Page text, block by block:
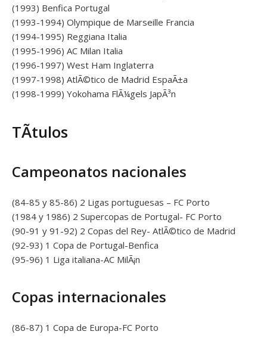
(1993) Benfica Portugal
(1993-1994) Olympique de Marseille Francia
(1994-1995) Reggiana Italia
(1995-1996) AC Milan Italia
(1996-1997) West Ham Inglaterra
(1997-1998) AtlÃ©tico de Madrid EspaÃ±a
(1998-1999) Yokohama FlÃ¼gels JapÃ³n
TÃ­tulos
Campeonatos nacionales
(84-85 y 85-86) 2 Ligas portuguesas – FC Porto
(1984 y 1986) 2 Supercopas de Portugal- FC Porto
(90-91 y 91-92) 2 Copas del Rey- AtlÃ©tico de Madrid
(92-93) 1 Copa de Portugal-Benfica
(95-96) 1 Liga italiana-AC MilÃ¡n
Copas internacionales
(86-87) 1 Copa de Europa-FC Porto